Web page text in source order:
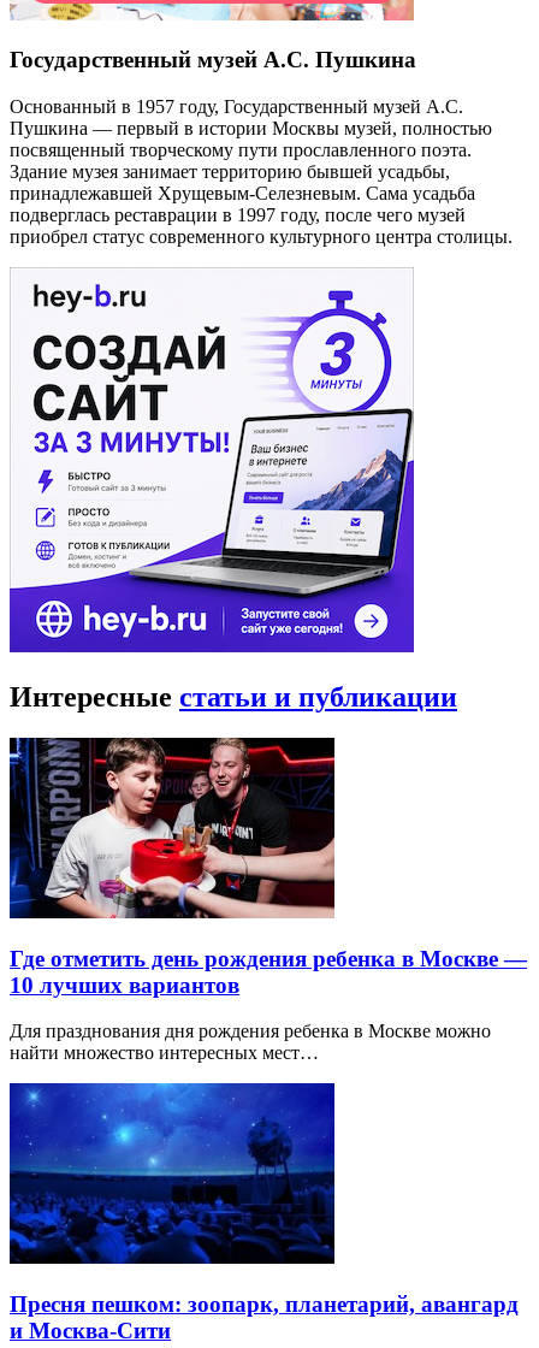
Государственный музей А.С. Пушкина
Основанный в 1957 году, Государственный музей А.С.
Пушкина — первый в истории Москвы музей, полностью
посвященный творческому пути прославленного поэта.
Здание музея занимает территорию бывшей усадьбы,
принадлежавшей Хрущевым-Селезневым. Сама усадьба
подверглась реставрации в 1997 году, после чего музей
приобрел статус современного культурного центра столицы.
Интересные статьи и публикации
Где отметить день рождения ребенка в Москве —
10 лучших вариантов
Для празднования дня рождения ребенка в Москве можно
найти множество интересных мест…
Пресня пешком: зоопарк, планетарий, авангард
и Москва-Сити